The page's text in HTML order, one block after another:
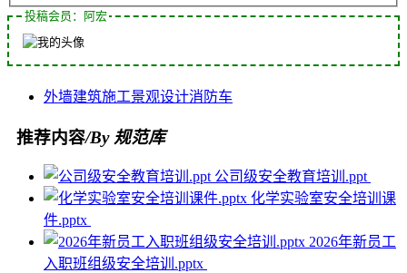
投稿会员：阿宏
外墙建筑施工景观设计消防车
推荐内容/By 规范库
公司级安全教育培训.ppt
化学实验室安全培训课
件.pptx
2026年新员工
入职班组级安全培训.pptx